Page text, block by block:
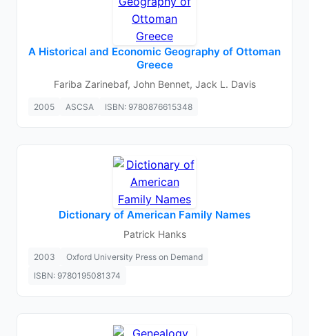
A Historical and Economic Geography of Ottoman
Greece
Fariba Zarinebaf, John Bennet, Jack L. Davis
2005 ASCSA ISBN: 9780876615348
Dictionary of American Family Names
Patrick Hanks
2003
Oxford University Press on Demand
ISBN: 9780195081374